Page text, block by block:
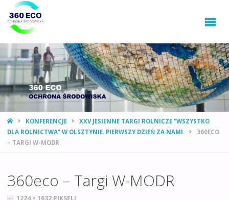
STRONA
GŁÓWNA
KONFERENCJE
XXV JESIENNE TARGI ROLNICZE "WSZYSTKO
DLA ROLNICTWA" W OLSZTYNIE. PIERWSZY DZIEŃ ZA NAMI.
360ECO
– TARGI W-MODR
360eco – Targi W-MODR
PEŁNY